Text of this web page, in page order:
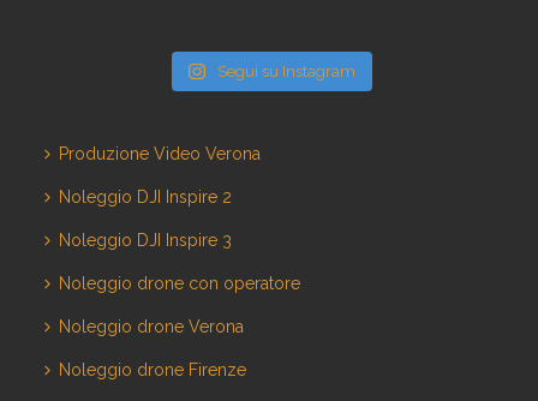
Segui su Instagram
Produzione Video Verona
Noleggio DJI Inspire 2
Noleggio DJI Inspire 3
Noleggio drone con operatore
Noleggio drone Verona
Noleggio drone Firenze